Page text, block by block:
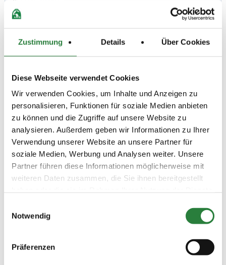
Zustimmung Details Über Cookies
Diese Webseite verwendet Cookies
Wir verwenden Cookies, um Inhalte und Anzeigen zu
personalisieren, Funktionen für soziale Medien anbieten
zu können und die Zugriffe auf unsere Website zu
analysieren. Außerdem geben wir Informationen zu Ihrer
Verwendung unserer Website an unsere Partner für
soziale Medien, Werbung und Analysen weiter. Unsere
Partner führen diese Informationen möglicherweise mit
weiteren Daten zusammen, die Sie ihnen bereitgestellt
Notwendig
Präferenzen
- Der Equidenpass mit korrektem Nachweis des
Impfschutzes ist mitzubringen und auf Verlangen
vorzuzeigen.
- Für Stamm-Mitglieder des Veranstalters entfällt der
Nachweis der Mindestanforderungen.
- Platzierung und Auszahlung des Geldpreises gern.
LPO §25 (ein Drittel wird platziert, ein Viertel erhält
Geldpreise), sofern nicht anders in der jeweiligen
Prüfung ausgeschrieben.
- Es gelten die Allgemeinen und Besonderen
Bestimmungen der LK Bayern Ausgabe 2025, sowie die
LPO Ausgabe 2024.
- Einzeldressuraufgaben können von eigenen Lesern
vorgelesen werden.
- Es gelten die Aufgaben des aktuellen Aufgabenheftes
Beschaffenheit der Plätze:
Prüfungshalle: 22 x 60 m